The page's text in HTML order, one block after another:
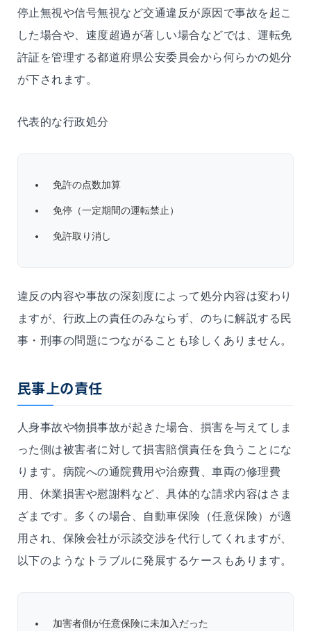
停止無視や信号無視など交通違反が原因で事故を起こ
した場合や、速度超過が著しい場合などでは、運転免
許証を管理する都道府県公安委員会から何らかの処分
が下されます。
代表的な行政処分
免許の点数加算
免停（一定期間の運転禁止）
免許取り消し
違反の内容や事故の深刻度によって処分内容は変わり
ますが、行政上の責任のみならず、のちに解説する民
事・刑事の問題につながることも珍しくありません。
民事上の責任
人身事故や物損事故が起きた場合、損害を与えてしま
った側は被害者に対して損害賠償責任を負うことにな
ります。病院への通院費用や治療費、車両の修理費
用、休業損害や慰謝料など、具体的な請求内容はさま
ざまです。多くの場合、自動車保険（任意保険）が適
用され、保険会社が示談交渉を代行してくれますが、
以下のようなトラブルに発展するケースもあります。
加害者側が任意保険に未加入だった